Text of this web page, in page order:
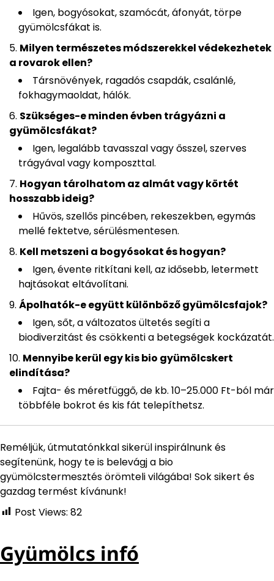
Igen, bogyósokat, szamócát, áfonyát, törpe
gyümölcsfákat is.
Milyen természetes módszerekkel védekezhetek
a rovarok ellen?
Társnövények, ragadós csapdák, csalánlé,
fokhagymaoldat, hálók.
Szükséges-e minden évben trágyázni a
gyümölcsfákat?
Igen, legalább tavasszal vagy ősszel, szerves
trágyával vagy komposzttal.
Hogyan tárolhatom az almát vagy körtét
hosszabb ideig?
Hűvös, szellős pincében, rekeszekben, egymás
mellé fektetve, sérülésmentesen.
Kell metszeni a bogyósokat és hogyan?
Igen, évente ritkítani kell, az idősebb, letermett
hajtásokat eltávolítani.
Ápolhatók-e együtt különböző gyümölcsfajok?
Igen, sőt, a változatos ültetés segíti a
biodiverzitást és csökkenti a betegségek kockázatát.
Mennyibe kerül egy kis bio gyümölcskert
elindítása?
Fajta- és méretfüggő, de kb. 10–25.000 Ft-ból már
többféle bokrot és kis fát telepíthetsz.
Reméljük, útmutatónkkal sikerül inspirálnunk és
segítenünk, hogy te is belevágj a bio
gyümölcstermesztés örömteli világába! Sok sikert és
gazdag termést kívánunk!
Post Views: 82
Gyümölcs infó